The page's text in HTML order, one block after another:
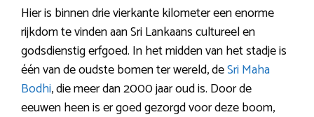
Hier is binnen drie vierkante kilometer een enorme
rijkdom te vinden aan Sri Lankaans cultureel en
godsdienstig erfgoed. In het midden van het stadje is
één van de oudste bomen ter wereld, deSri Maha
Bodhi, die meer dan 2000 jaar oud is. Door de
eeuwen heen is er goed gezorgd voor deze boom,